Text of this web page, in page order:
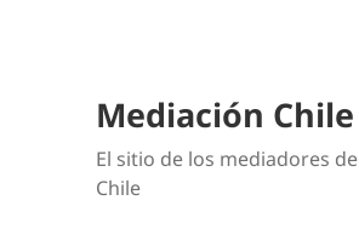
Mediación Chile
El sitio de los mediadores de
Chile